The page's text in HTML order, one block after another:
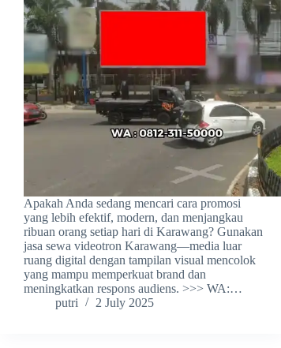
Apakah Anda sedang mencari cara promosi
yang lebih efektif, modern, dan menjangkau
ribuan orang setiap hari di Karawang? Gunakan
jasa sewa videotron Karawang—media luar
ruang digital dengan tampilan visual mencolok
yang mampu memperkuat brand dan
meningkatkan respons audiens. >>> WA:…
putri
2 July 2025